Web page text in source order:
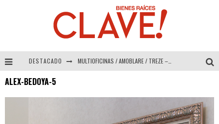
DESTACADO MULTIOFICINAS / AMOBLARE / TREZE – Especial Interiorismo & Decoración 2026
COLINEAL – Especial Interiorismo & Decoración 2026
ADRIANA HOYOS DESIGN STUDIO – Especial Interiorismo & Decoración 2026
ALEX-BEDOYA-5